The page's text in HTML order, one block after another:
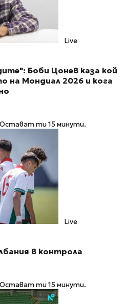
Live
Боби Цонев каза кой
на Мондиал 2026 и кога
Остават ти 15 минути.
Live
в контрола
Остават ти 15 минути.